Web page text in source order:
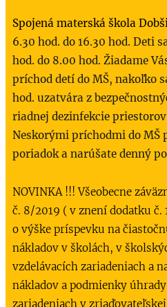
Spojená materská škola
6.30 hod. do 16.30 hod. Deti
hod. do 8.00 hod. Žiadame
príchod detí do MŠ, nakoľko
hod. uzatvára z
riadnej dezinfekcie
Neskorými príchodmi do MŠ
poriadok a narúšate denný
NOVINKA !!! Všeobecne
č. 8/2019 ( v znení dodatku č.
o výške príspevku na
nákladov v školách, v
vzdelávacích zariadeniach a
nákladov a podmienky
zariadeniach v